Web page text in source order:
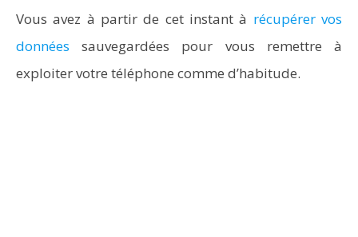
Vous avez à partir de cet instant à récupérer vos
données sauvegardées pour vous remettre à
exploiter votre téléphone comme d’habitude.